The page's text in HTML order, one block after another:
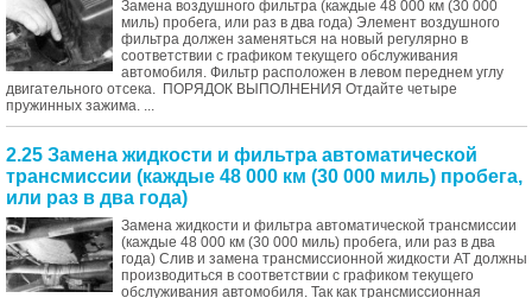
Замена воздушного фильтра (каждые 48 000 км (30 000
миль) пробега, или раз в два года) Элемент воздушного
фильтра должен заменяться на новый регулярно в
соответствии с графиком текущего обслуживания
автомобиля. Фильтр расположен в левом переднем углу
двигательного отсека. ПОРЯДОК ВЫПОЛНЕНИЯ Отдайте четыре
пружинных зажима. ...
2.25 Замена жидкости и фильтра автоматической
трансмиссии (каждые 48 000 км (30 000 миль) пробега,
или раз в два года)
Замена жидкости и фильтра автоматической трансмиссии
(каждые 48 000 км (30 000 миль) пробега, или раз в два
года) Слив и замена трансмиссионной жидкости АТ должны
производиться в соответствии с графиком текущего
обслуживания автомобиля. Так как трансмиссионная